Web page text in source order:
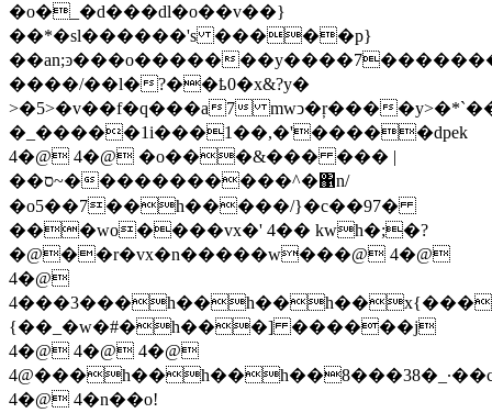
�o�_�d���dl�o��v��}
��*�sl������'s �����p}
��an;ͽ���o�����
����/��l�?��ҍ0�x&?y�
>�5>�v��f�q���a7 mwͻ�ŗ���
�_�����1i���1��,�'�����dpek
4�@ 4�@ �o���&��� ��� |
��ס~�����������^�΁n/
�o5��7��h�����/}�c��97�
���wo����vx�' 4�� kwh�;�?
�@��r�vx�n�����w���@ 4�@
4�@
{��_�w�#�h���] ������j
4�@ 4�@ 4�@
4�@ 4�n��o!